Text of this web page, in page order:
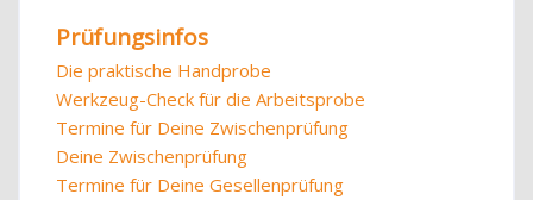
Prüfungsinfos
Die praktische Handprobe
Werkzeug-Check für die Arbeitsprobe
Termine für Deine Zwischenprüfung
Deine Zwischenprüfung
Termine für Deine Gesellenprüfung